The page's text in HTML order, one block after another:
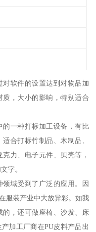
软件的设置达到对物品加
，大小的影响，特别适合
一种打标加工设备，有比
合打标竹制品、木制品、
力、电子元件、贝壳等，
字。
域受到了广泛的应用。因
服装产业中大放异彩。如我
，还可做座椅、沙发、床
加工厂商在PU皮料产品出